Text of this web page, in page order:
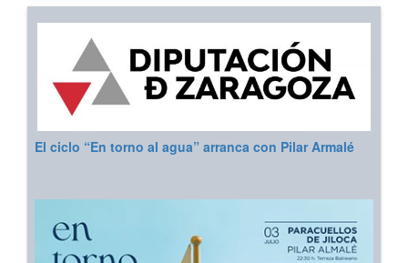
El ciclo “En torno al agua” arranca con Pilar Armalé